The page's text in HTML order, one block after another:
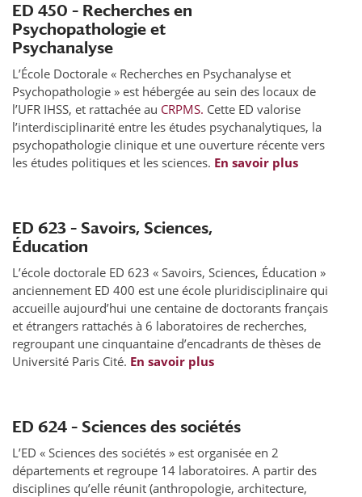
ED 450 – Recherches en
Psychopathologie et
Psychanalyse
L’École Doctorale « Recherches en Psychanalyse et
Psychopathologie » est hébergée au sein des locaux de
l’UFR IHSS, et rattachée au CRPMS. Cette ED valorise
l’interdisciplinarité entre les études psychanalytiques, la
psychopathologie clinique et une ouverture récente vers
les études politiques et les sciences. En savoir plus
ED 623 – Savoirs, Sciences,
Éducation
L’école doctorale ED 623 « Savoirs, Sciences, Éducation »
anciennement ED 400 est une école pluridisciplinaire qui
accueille aujourd’hui une centaine de doctorants français
et étrangers rattachés à 6 laboratoires de recherches,
regroupant une cinquantaine d’encadrants de thèses de
Université Paris Cité. En savoir plus
ED 624 – Sciences des sociétés
L’ED « Sciences des sociétés » est organisée en 2
départements et regroupe 14 laboratoires. A partir des
disciplines qu’elle réunit (anthropologie, architecture,